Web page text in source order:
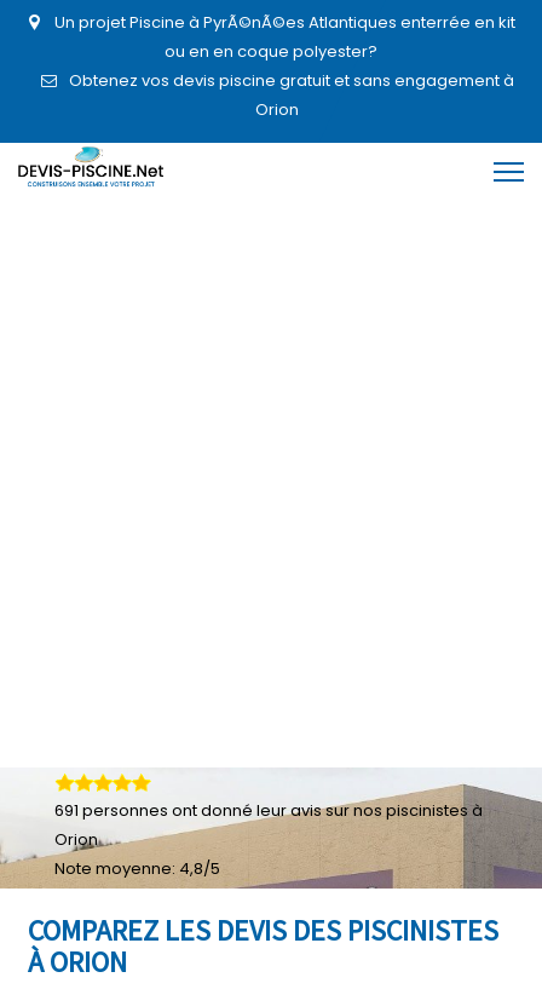
Un projet Piscine à PyrÃ©nÃ©es Atlantiques enterrée en kit
ou en en coque polyester?
Obtenez vos devis piscine gratuit et sans engagement à
Orion
COMPAREZ LES DEVIS DES PISCINISTES
À ORION
691 personnes ont donné leuravis sur nos piscinistes à
Orion
Note moyenne: 4,8/5